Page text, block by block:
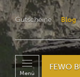
Gutscheine Blog
Menü
FEWO